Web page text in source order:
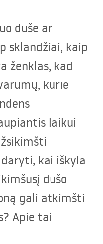
duše ar
sklandžiai, kaip
ženklas, kad
kurie
laikui
kai iškyla
dušo
gali atkimšti
Apie tai